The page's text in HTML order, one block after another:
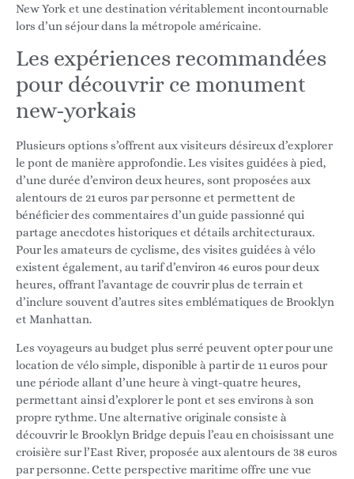
New York et une destination véritablement incontournable
lors d’un séjour dans la métropole américaine.
Les expériences recommandées
pour découvrir ce monument
new-yorkais
Plusieurs options s’offrent aux visiteurs désireux d’explorer
le pont de manière approfondie. Les visites guidées à pied,
d’une durée d’environ deux heures, sont proposées aux
alentours de 21 euros par personne et permettent de
bénéficier des commentaires d’un guide passionné qui
partage anecdotes historiques et détails architecturaux.
Pour les amateurs de cyclisme, des visites guidées à vélo
existent également, au tarif d’environ 46 euros pour deux
heures, offrant l’avantage de couvrir plus de terrain et
d’inclure souvent d’autres sites emblématiques de Brooklyn
et Manhattan.
Les voyageurs au budget plus serré peuvent opter pour une
location de vélo simple, disponible à partir de 11 euros pour
une période allant d’une heure à vingt-quatre heures,
permettant ainsi d’explorer le pont et ses environs à son
propre rythme. Une alternative originale consiste à
découvrir le Brooklyn Bridge depuis l’eau en choisissant une
croisière sur l’East River, proposée aux alentours de 38 euros
par personne. Cette perspective maritime offre une vue